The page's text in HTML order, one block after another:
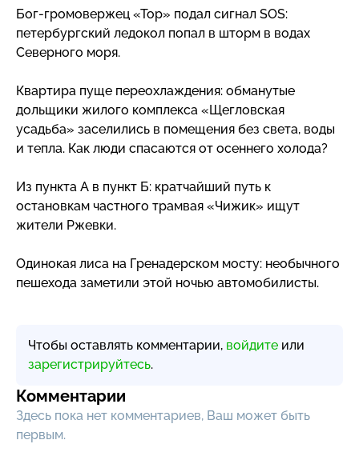
Бог-громовержец «Тор» подал сигнал SOS:
петербургский ледокол попал в шторм в водах
Северного моря.
Квартира пуще переохлаждения: обманутые
дольщики жилого комплекса «Щегловская
усадьба» заселились в помещения без света, воды
и тепла. Как люди спасаются от осеннего холода?
Из пункта А в пункт Б: кратчайший путь к
остановкам частного трамвая «Чижик» ищут
жители Ржевки.
Одинокая лиса на Гренадерском мосту: необычного
пешехода заметили этой ночью автомобилисты.
Чтобы оставлять комментарии, войдите или
зарегистрируйтесь.
Комментарии
Здесь пока нет комментариев, Ваш может быть
первым.